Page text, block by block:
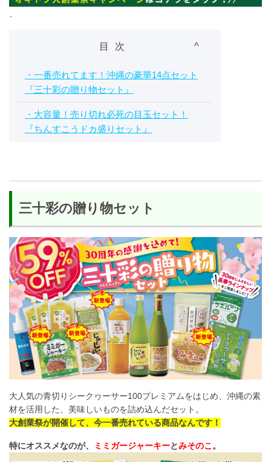
目次
・一番売れてます！沖縄の豪華14点セット
『三十彩の贈り物セット』
・大容量！売り切れ必死の目玉セット！
『ちんすこうドカ盛りセット』
三十彩の贈り物セット
大人気の青切りシークヮーサー100プレミアムをはじめ、沖縄の素
材を活用した、美味しいものを詰め込んだセット。
大創業祭が開催して、今一番売れている商品なんです！
特にオススメなのが、 ミミガージャーキーとみそのこ 。